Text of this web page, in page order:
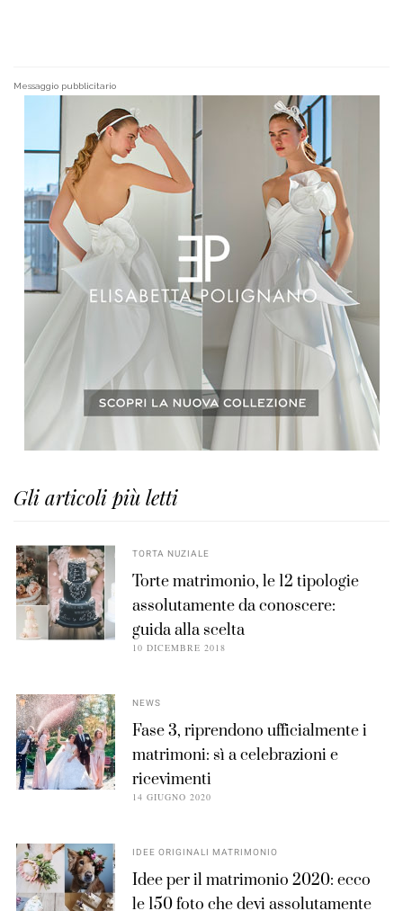
Messaggio pubblicitario
Gli articoli più letti
TORTA NUZIALE
Torte matrimonio, le 12 tipologie
assolutamente da conoscere:
guida alla scelta
10 DICEMBRE 2018
NEWS
Fase 3, riprendono ufficialmente i
matrimoni: sì a celebrazioni e
ricevimenti
14 GIUGNO 2020
IDEE ORIGINALI MATRIMONIO
Idee per il matrimonio 2020: ecco
le 150 foto che devi assolutamente